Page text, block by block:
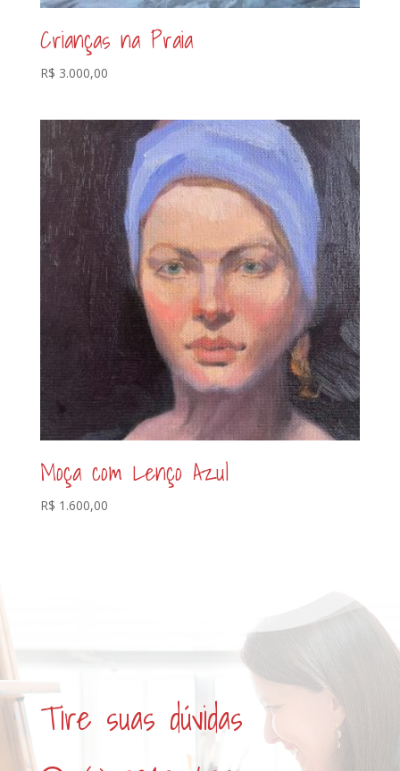
Crianças na Praia
R$ 3.000,00
Moça com Lenço Azul
R$ 1.600,00
Tire suas dúvidas